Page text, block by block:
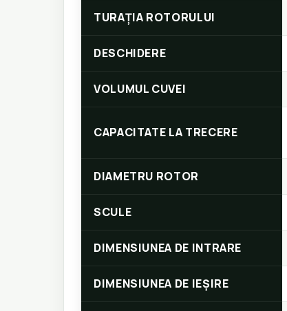
TURAȚIA ROTORULUI
DESCHIDERE
VOLUMUL CUVEI
CAPACITATE LA TRECERE
DIAMETRU ROTOR
SCULE
DIMENSIUNEA DE INTRARE
DIMENSIUNEA DE IEȘIRE